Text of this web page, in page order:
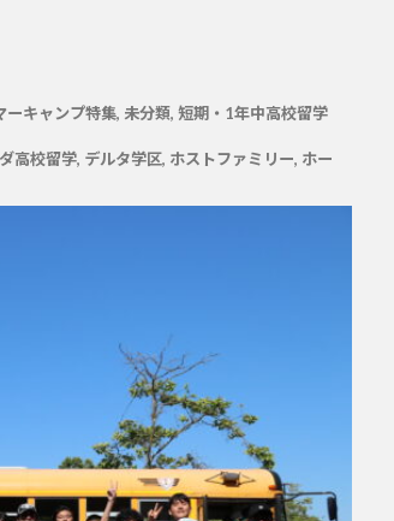
ーキャンプ特集, 未分類, 短期・1年中高校留学
高校留学, デルタ学区, ホストファミリー, ホー